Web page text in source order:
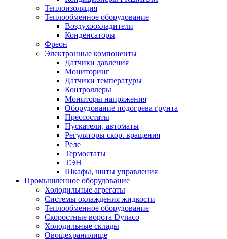
Теплоизоляция
Теплообменное оборудование
Воздухоохладители
Конденсаторы
Фреон
Электронные компоненты
Датчики давления
Мониторинг
Датчики температуры
Контроллеры
Мониторы напряжения
Оборудование подогрева грунта
Прессостаты
Пускатели, автоматы
Регуляторы скор. вращения
Реле
Термостаты
ТЭН
Шкафы, шиты управления
Промышленное оборудование
Холодильные агрегаты
Системы охлаждения жидкости
Теплообменное оборудование
Скоростные ворота Dynaco
Холодильные склады
Овощехранилище